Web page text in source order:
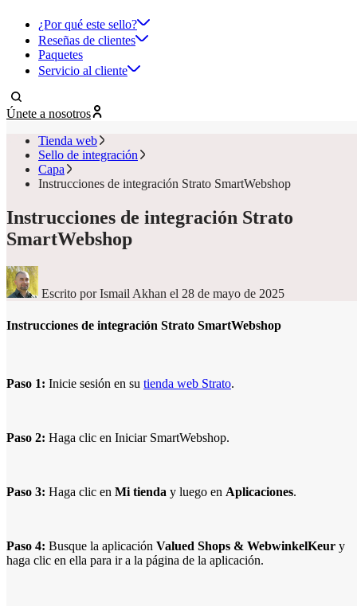
¿Por qué este sello?
Reseñas de clientes
Paquetes
Servicio al cliente
Únete a nosotros
Tienda web
Sello de integración
Capa
Instrucciones de integración Strato SmartWebshop
Instrucciones de integración Strato
SmartWebshop
Escrito por Ismail Akhan el 28 de mayo de 2025
Instrucciones de integración Strato SmartWebshop
Paso 1: Inicie sesión en su tienda web Strato.
Paso 2: Haga clic en Iniciar SmartWebshop.
Paso 3: Haga clic en Mi tienda y luego en Aplicaciones.
Paso 4: Busque la aplicación Valued Shops & WebwinkelKeur y
haga clic en ella para ir a la página de la aplicación.